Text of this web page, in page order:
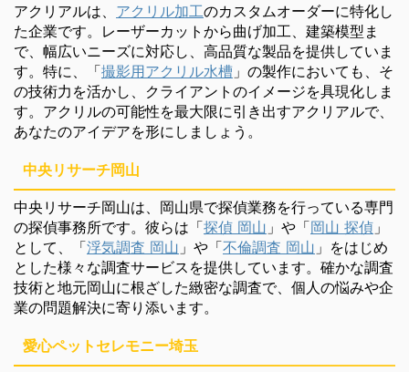
アクリアルは、 アクリル加工のカスタムオーダーに特化し
た企業です。レーザーカットから曲げ加工、建築模型ま
で、幅広いニーズに対応し、高品質な製品を提供していま
す。特に、「撮影用アクリル水槽 」の製作においても、そ
の技術力を活かし、クライアントのイメージを具現化しま
す。アクリルの可能性を最大限に引き出すアクリアルで、
あなたのアイデアを形にしましょう。
中央リサーチ岡山
中央リサーチ岡山は、岡山県で探偵業務を行っている専門
の探偵事務所です。彼らは「探偵 岡山 」や「岡山 探偵 」
として、「浮気調査 岡山 」や「不倫調査 岡山 」をはじめ
とした様々な調査サービスを提供しています。確かな調査
技術と地元岡山に根ざした緻密な調査で、個人の悩みや企
業の問題解決に寄り添います。
愛心ペットセレモニー埼玉